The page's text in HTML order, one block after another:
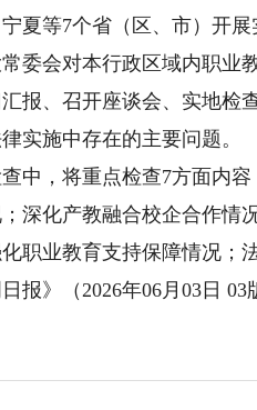
夏等7个省（区、市）开
常委会对本行政区域内职
报、召开座谈会、实地检
实施中存在的主要问题。
，将重点检查7方面内容
深化产教融合校企合作情
职业教育支持保障情况；
》（2026年06月03日 03